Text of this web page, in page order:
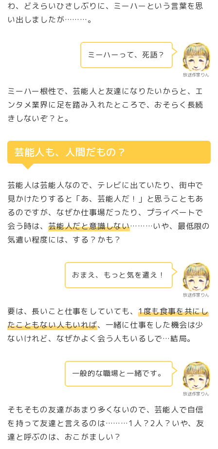
わ、どえらいひさしぶりに、ミーハーという言葉を思
い出しましたが………。
放送作家りん
ミーハーって、死語？
ミーハー根性で、芸能人と友達になりたいからと、エ
ンタメ業界に足を踏み入れたところで、おそらく長続
きしないぞ？と。
芸能人も、人間だもの？
芸能人は芸能人なので、テレビに出ていたり、街中で
見かけたりすると「あ、芸能人だ！」と思うこともあ
るのですが、なぜか仕事場だったり、プライベートで
会う時は、 芸能人だと意識しない………いや、最低限の
気遣い程度には、する？かも？
放送作家りん
おまえ、もっと気を遣え！
要は、長いこと仕事をしていても、 1度も食事を共にし
たこともない人もいれば、一緒に仕事をした機会は少
ないけれど、なぜかよく会う人もいるしで…結局。
放送作家りん
一般的な職場と一緒です。
そもそもの友達があまり多くないので、芸能人で自信
を持って友達と言えるのは………1人？2人？いや、友
達と呼ぶのは、おこがましい？